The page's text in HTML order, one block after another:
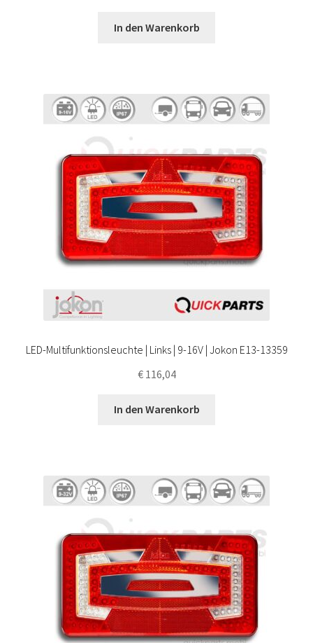
In den Warenkorb
LED-Multifunktionsleuchte | Links | 9-16V | Jokon E13-13359
€116,04
In den Warenkorb